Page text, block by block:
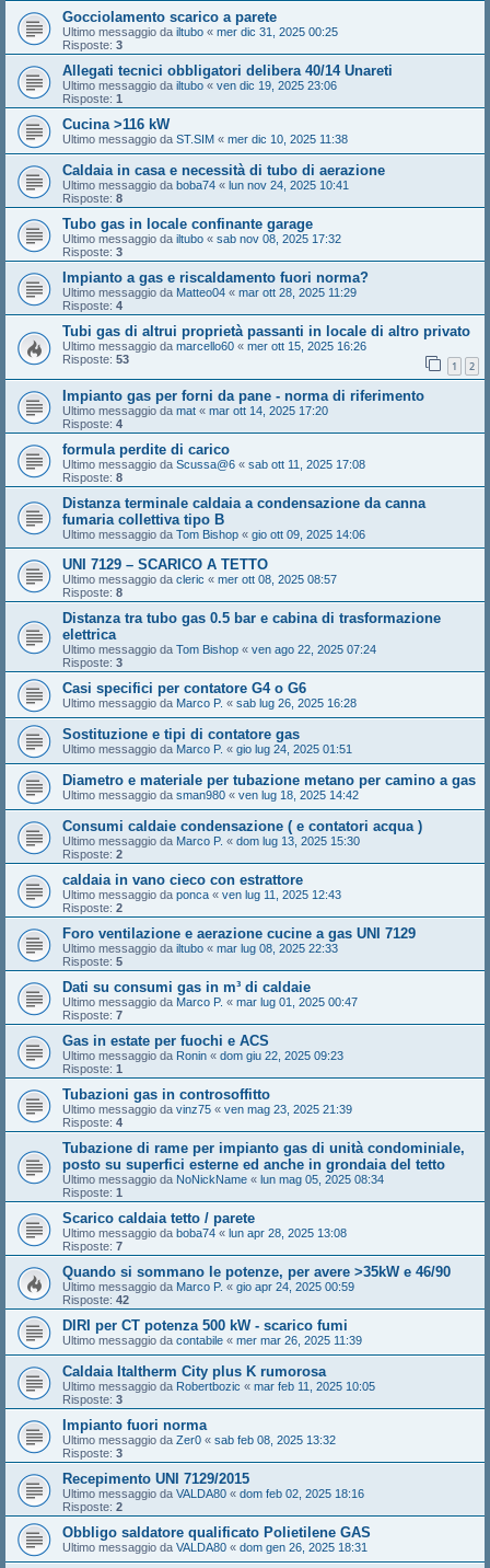
Gocciolamento scarico a parete
Ultimo messaggio da iltubo « mer dic 31, 2025 00:25
Risposte: 3
Allegati tecnici obbligatori delibera 40/14 Unareti
Ultimo messaggio da iltubo « ven dic 19, 2025 23:06
Risposte: 1
Cucina >116 kW
Ultimo messaggio da ST.SIM « mer dic 10, 2025 11:38
Caldaia in casa e necessità di tubo di aerazione
Ultimo messaggio da boba74 « lun nov 24, 2025 10:41
Risposte: 8
Tubo gas in locale confinante garage
Ultimo messaggio da iltubo « sab nov 08, 2025 17:32
Risposte: 3
Impianto a gas e riscaldamento fuori norma?
Ultimo messaggio da Matteo04 « mar ott 28, 2025 11:29
Risposte: 4
Tubi gas di altrui proprietà passanti in locale di altro privato
Ultimo messaggio da marcello60 « mer ott 15, 2025 16:26
Risposte: 53 1 2
Impianto gas per forni da pane - norma di riferimento
Ultimo messaggio da mat « mar ott 14, 2025 17:20
Risposte: 4
formula perdite di carico
Ultimo messaggio da Scussa@6 « sab ott 11, 2025 17:08
Risposte: 8
Distanza terminale caldaia a condensazione da canna
fumaria collettiva tipo B
Ultimo messaggio da Tom Bishop « gio ott 09, 2025 14:06
UNI 7129 – SCARICO A TETTO
Ultimo messaggio da cleric « mer ott 08, 2025 08:57
Risposte: 8
Distanza tra tubo gas 0.5 bar e cabina di trasformazione
elettrica
Ultimo messaggio da Tom Bishop « ven ago 22, 2025 07:24
Risposte: 3
Casi specifici per contatore G4 o G6
Ultimo messaggio da Marco P. « sab lug 26, 2025 16:28
Sostituzione e tipi di contatore gas
Ultimo messaggio da Marco P. « gio lug 24, 2025 01:51
Diametro e materiale per tubazione metano per camino a gas
Ultimo messaggio da sman980 « ven lug 18, 2025 14:42
Consumi caldaie condensazione ( e contatori acqua )
Ultimo messaggio da Marco P. « dom lug 13, 2025 15:30
Risposte: 2
caldaia in vano cieco con estrattore
Ultimo messaggio da ponca « ven lug 11, 2025 12:43
Risposte: 2
Foro ventilazione e aerazione cucine a gas UNI 7129
Ultimo messaggio da iltubo « mar lug 08, 2025 22:33
Risposte: 5
Dati su consumi gas in m³ di caldaie
Ultimo messaggio da Marco P. « mar lug 01, 2025 00:47
Risposte: 7
Gas in estate per fuochi e ACS
Ultimo messaggio da Ronin « dom giu 22, 2025 09:23
Risposte: 1
Tubazioni gas in controsoffitto
Ultimo messaggio da vinz75 « ven mag 23, 2025 21:39
Risposte: 4
Tubazione di rame per impianto gas di unità condominiale,
posto su superfici esterne ed anche in grondaia del tetto
Ultimo messaggio da NoNickName « lun mag 05, 2025 08:34
Risposte: 1
Scarico caldaia tetto / parete
Ultimo messaggio da boba74 « lun apr 28, 2025 13:08
Risposte: 7
Quando si sommano le potenze, per avere >35kW e 46/90
Ultimo messaggio da Marco P. « gio apr 24, 2025 00:59
Risposte: 42
DIRI per CT potenza 500 kW - scarico fumi
Ultimo messaggio da contabile « mer mar 26, 2025 11:39
Caldaia Italtherm City plus K rumorosa
Ultimo messaggio da Robertbozic « mar feb 11, 2025 10:05
Risposte: 3
Impianto fuori norma
Ultimo messaggio da Zer0 « sab feb 08, 2025 13:32
Risposte: 3
Recepimento UNI 7129/2015
Ultimo messaggio da VALDA80 « dom feb 02, 2025 18:16
Risposte: 2
Obbligo saldatore qualificato Polietilene GAS
Ultimo messaggio da VALDA80 « dom gen 26, 2025 18:31